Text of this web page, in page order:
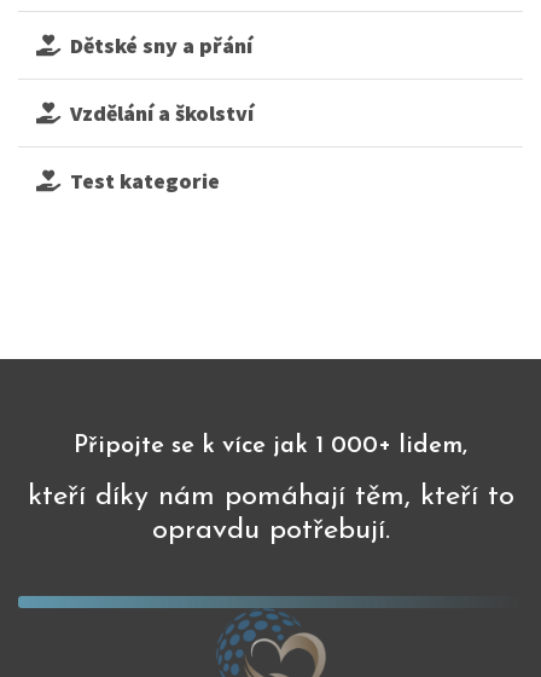
Dětské sny a přání
Vzdělání a školství
Test kategorie
Připojte se k více jak 1 000+ lidem,
kteří díky nám pomáhají těm, kteří to
opravdu potřebují.